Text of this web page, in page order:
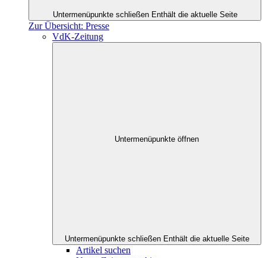
Untermenüpunkte schließen Enthält die aktuelle Seite
Zur Übersicht: Presse
VdK-Zeitung
Untermenüpunkte öffnen
Untermenüpunkte schließen Enthält die aktuelle Seite
Artikel suchen